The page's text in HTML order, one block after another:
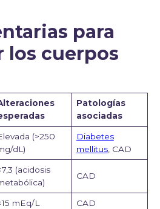
para
los cuerpos
Patologías
asociadas
(>250
dL)
Diabetes
mellitus, CAD
(acidosis
CAD
mEq/L CAD